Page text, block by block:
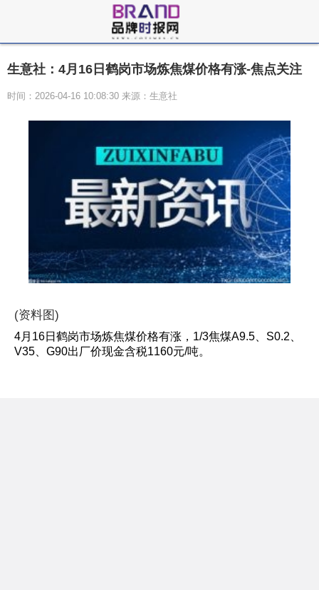
生意社：4月16日鹤岗市场炼焦煤价格有涨-焦点关注
时间：2026-04-16 10:08:30 来源：生意社
(资料图)
4月16日鹤岗市场炼焦煤价格有涨，1/3焦煤A9.5、S0.2、
V35、G90出厂价现金含税1160元/吨。